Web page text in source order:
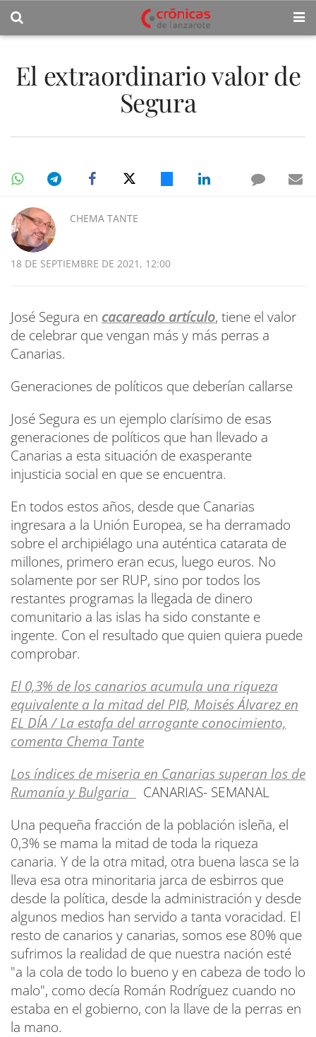
El extraordinario valor de
Segura
CHEMA TANTE
18 DE SEPTIEMBRE DE 2021, 12:00
José Segura en cacareado artículo, tiene el valor
de celebrar que vengan más y más perras a
Canarias.
Generaciones de políticos que deberían callarse
José Segura es un ejemplo clarísimo de esas
generaciones de políticos que han llevado a
Canarias a esta situación de exasperante
injusticia social en que se encuentra.
En todos estos años, desde que Canarias
ingresara a la Unión Europea, se ha derramado
sobre el archipiélago una auténtica catarata de
millones, primero eran ecus, luego euros. No
solamente por ser RUP, sino por todos los
restantes programas la llegada de dinero
comunitario a las islas ha sido constante e
ingente. Con el resultado que quien quiera puede
comprobar.
El 0,3% de los canarios acumula una riqueza
equivalente a la mitad del PIB, Moisés Álvarez en
EL DÍA / La estafa del arrogante conocimiento,
comenta Chema Tante
Los índices de miseria en Canarias superan los de
Rumanía y Bulgaria
CANARIAS- SEMANAL
Una pequeña fracción de la población isleña, el
0,3% se mama la mitad de toda la riqueza
canaria. Y de la otra mitad, otra buena lasca se la
lleva esa otra minoritaria jarca de esbirros que
desde la política, desde la administración y desde
algunos medios han servido a tanta voracidad. El
resto de canarios y canarias, somos ese 80% que
sufrimos la realidad de que nuestra nación esté
"a la cola de todo lo bueno y en cabeza de todo lo
malo", como decía Román Rodríguez cuando no
estaba en el gobierno, con la llave de la perras en
la mano.